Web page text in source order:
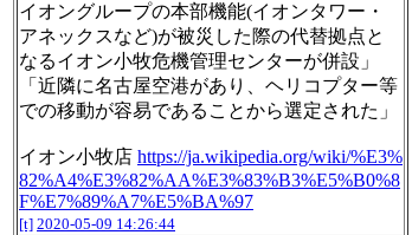
イオングループの本部機能(イオンタワー・
アネックスなど)が被災した際の代替拠点と
なるイオン⼩牧危機管理センターが併設」
「近隣に名古屋空港があり、ヘリコプター等
での移動が容易であることから選定された」
イオン小牧店 https://ja.wikipedia.org/wiki/%E3%
82%A4%E3%82%AA%E3%83%B3%E5%B0%8
F%E7%89%A7%E5%BA%97
[t] 2020-05-09 14:26:44